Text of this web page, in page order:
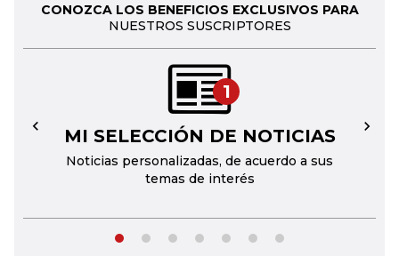
CONOZCA LOS BENEFICIOS EXCLUSIVOS PARA
NUESTROS SUSCRIPTORES
1
MI SELECCIÓN DE NOTICIAS
Noticias personalizadas, de acuerdo a sus
temas de interés
← →